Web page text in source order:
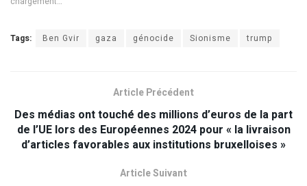
Tags: Ben Gvir gaza génocide Sionisme trump
Article Précédent
Des médias ont touché des millions d’euros de la part
de l’UE lors des Européennes 2024 pour « la livraison
d’articles favorables aux institutions bruxelloises »
Article Suivant